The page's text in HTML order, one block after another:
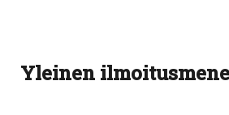
Yleinen